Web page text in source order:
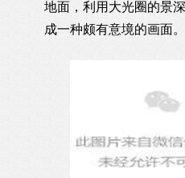
地面，利用大光圈的景
成一种颇有意境的画面。